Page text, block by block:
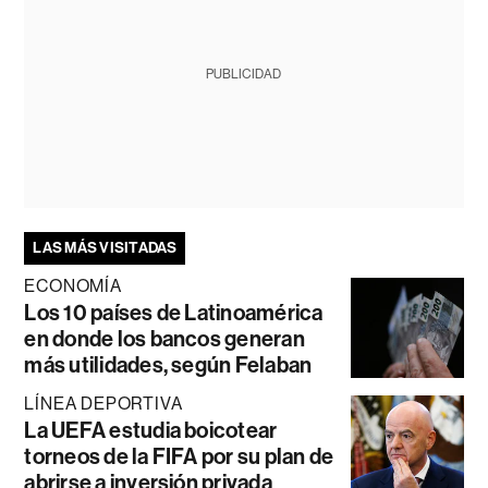
PUBLICIDAD
LAS MÁS VISITADAS
ECONOMÍA
Los 10 países de Latinoamérica
en donde los bancos generan
más utilidades, según Felaban
LÍNEA DEPORTIVA
La UEFA estudia boicotear
torneos de la FIFA por su plan de
abrirse a inversión privada